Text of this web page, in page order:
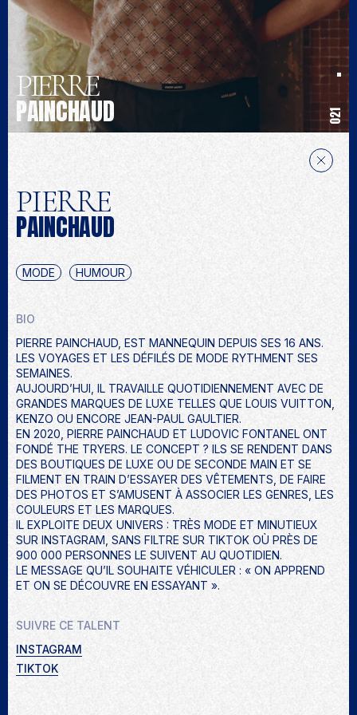
021
PIERRE
PAINCHAUD
PIERRE
PAINCHAUD
MODE HUMOUR
BIO
PIERRE PAINCHAUD, EST MANNEQUIN DEPUIS SES 16 ANS.
LES VOYAGES ET LES DÉFILÉS DE MODE RYTHMENT SES
SEMAINES.
AUJOURD’HUI, IL TRAVAILLE QUOTIDIENNEMENT AVEC DE
GRANDES MARQUES DE LUXE TELLES QUE LOUIS VUITTON,
KENZO OU ENCORE JEAN-PAUL GAULTIER.
EN 2020, PIERRE PAINCHAUD ET LUDOVIC FONTANEL ONT
FONDÉ THE TRYERS. LE CONCEPT ? ILS SE RENDENT DANS
DES BOUTIQUES DE LUXE OU DE SECONDE MAIN ET SE
FILMENT EN TRAIN D’ESSAYER DES VÊTEMENTS, DE FAIRE
DES PHOTOS ET S’AMUSENT À ASSOCIER LES GENRES, LES
COULEURS ET LES MARQUES.
IL EXPLOITE DEUX UNIVERS : TRÈS MODE ET MINUTIEUX
SUR INSTAGRAM, SANS FILTRE SUR TIKTOK OÙ PRÈS DE
900 000 PERSONNES LE SUIVENT AU QUOTIDIEN.
LE MESSAGE QU’IL SOUHAITE VÉHICULER : « ON APPREND
ET ON SE DÉCOUVRE EN ESSAYANT ».
SUIVRE CE TALENT
INSTAGRAM
TIKTOK